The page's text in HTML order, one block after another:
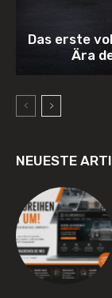
Das erste
Ära
NEUESTE